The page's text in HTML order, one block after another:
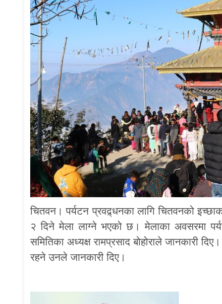
चितवन। पर्यटन प्रवद्र्धनका लागि चितवनको
२ दिने मेला लाग्ने भएको छ। मेलाका अवसरमा
समितिका अध्यक्ष रामप्रसाद बोहोराले जानकारी
रहने उनले जानकारी दिए।